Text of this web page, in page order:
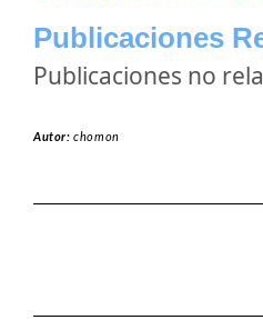
Publicaciones
Publicaciones no
Autor:chomon